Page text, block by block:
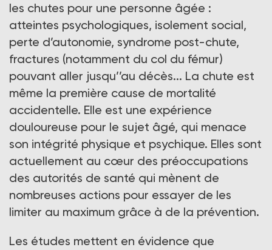
les chutes pour une personne âgée :
atteintes psychologiques, isolement social,
perte d’autonomie, syndrome post-chute,
fractures (notamment du col du fémur)
pouvant aller jusqu’’au décès... La chute est
même la première cause de mortalité
accidentelle. Elle est une expérience
douloureuse pour le sujet âgé, qui menace
son intégrité physique et psychique. Elles sont
actuellement au cœur des préoccupations
des autorités de santé qui mènent de
nombreuses actions pour essayer de les
limiter au maximum grâce à de la prévention.
Les études mettent en évidence que